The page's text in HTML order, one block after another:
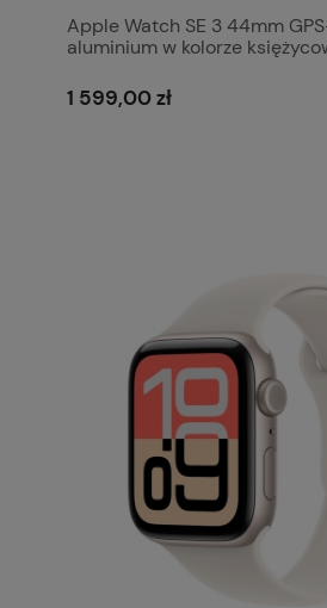
Apple Watch SE 3 44mm
aluminium w kolorze
poświaty M/L MEPF4MP/A
1 599,00 zł